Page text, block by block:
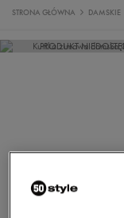
STRONA GŁÓWNA DAMSKIE
PRODUKT